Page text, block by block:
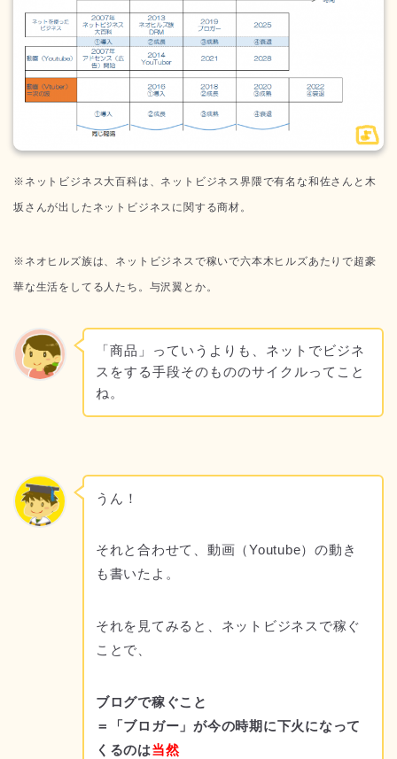
※ネットビジネス大百科は、ネットビジネス界隈で有名な和佐さんと木
坂さんが出したネットビジネスに関する商材。
※ネオヒルズ族は、ネットビジネスで稼いで六本木ヒルズあたりで超豪
華な生活をしてる人たち。与沢翼とか。
「商品」っていうよりも、ネットでビジネ
スをする手段そのもののサイクルってこと
ね。
うん！
それと合わせて、動画（Youtube）の動き
も書いたよ。
それを見てみると、ネットビジネスで稼ぐ
ことで、
ブログで稼ぐこと
＝「ブロガー」が今の時期に下火になって
くるのは当然